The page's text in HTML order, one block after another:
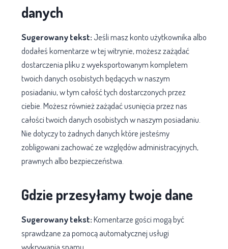
danych
Sugerowany tekst: Jeśli masz konto użytkownika albo
dodałeś komentarze w tej witrynie, możesz zażądać
dostarczenia pliku z wyeksportowanym kompletem
twoich danych osobistych będących w naszym
posiadaniu, w tym całość tych dostarczonych przez
ciebie. Możesz również zażądać usunięcia przez nas
całości twoich danych osobistych w naszym posiadaniu.
Nie dotyczy to żadnych danych które jesteśmy
zobligowani zachować ze względów administracyjnych,
prawnych albo bezpieczeństwa.
Gdzie przesyłamy twoje dane
Sugerowany tekst:Komentarze gości mogą być
sprawdzane za pomocą automatycznej usługi
wykrywania spamu.